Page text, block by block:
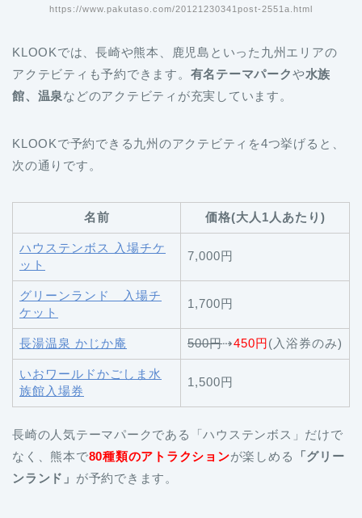
https://www.pakutaso.com/20121230341post-2551a.html
KLOOKでは、長崎や熊本、鹿児島といった九州エリアの
アクテビティも予約できます。 有名テーマパークや水族
館、温泉などのアクテビティが充実しています。
KLOOKで予約できる九州のアクテビティを4つ挙げると、
次の通りです。
名前 価格(大人1人あたり)
ハウステンボス 入場チケ
ット
7,000円
グリーンランド 入場チ
ケット
1,700円
長湯温泉 かじか庵 500円⇢450円(入浴券のみ)
いおワールドかごしま水
族館入場券
1,500円
長崎の人気テーマパークである「ハウステンボス」だけで
なく、熊本で80種類のアトラクションが楽しめる
「グリー
ンランド」 が予約できます。